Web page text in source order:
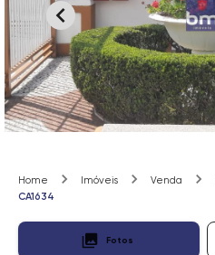
Home Imóveis Venda
CA1634
Fotos